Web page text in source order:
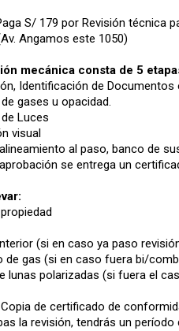
S/ 179 por Revisión técnica
Angamos este 1050)
mecánica consta de 5
Identificación de Documentos
gases u opacidad.
Luces
visual
al paso, banco de
se entrega un
(si en caso ya paso
de gas (si en caso fuera bi/
lunas polarizadas (si fuera el
de certificado de
la revisión, tendrás un